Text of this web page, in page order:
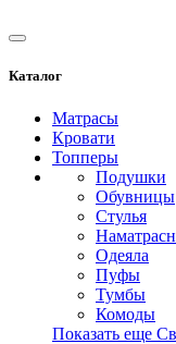
Каталог
Матрасы
Кровати
Топперы
Подушки
Обувницы
Стулья
Одеяла
Пуфы
Тумбы
Комоды
Показать еще